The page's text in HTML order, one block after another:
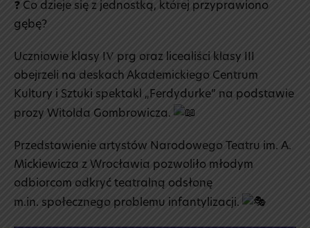
❓ Co dzieje się z jednostką, której przyprawiono
gębę?
Uczniowie klasy IV prg oraz licealiści klasy III
obejrzeli na deskach Akademickiego Centrum
Kultury i Sztuki spektakl „Ferdydurke” na podstawie
prozy Witolda Gombrowicza.
Przedstawienie artystów Narodowego Teatru im. A.
Mickiewicza z Wrocławia pozwoliło młodym
odbiorcom odkryć teatralną odsłonę
m.in. społecznego problemu infantylizacji.